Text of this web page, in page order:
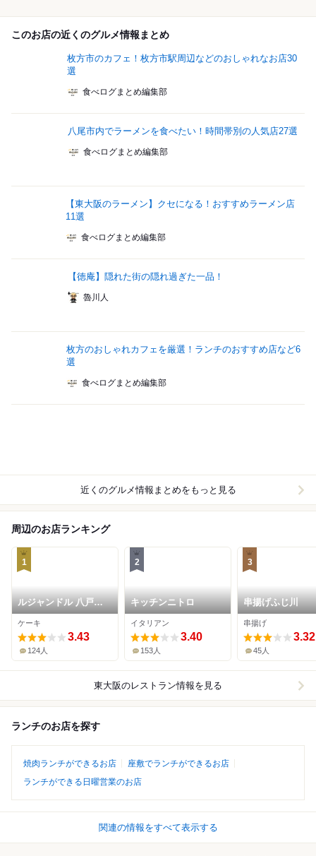
このお店の近くのグルメ情報まとめ
枚方市のカフェ！枚方市駅周辺などのおしゃれなお店30
選
食べログまとめ編集部
八尾市内でラーメンを食べたい！時間帯別の人気店27選
食べログまとめ編集部
【東大阪のラーメン】クセになる！おすすめラーメン店
11選
食べログまとめ編集部
【徳庵】隠れた街の隠れ過ぎた一品！
魯川人
枚方のおしゃれカフェを厳選！ランチのおすすめ店など6
選
食べログまとめ編集部
近くのグルメ情報まとめをもっと見る
周辺のお店ランキング
1
ルジャンドル 八戸ノ
里本店
ケーキ
3.43
124人
2
キッチンニトロ
イタリアン
3.40
153人
3
串揚げふじ川
串揚げ
3.32
45人
東大阪のレストラン情報を見る
ランチのお店を探す
焼肉ランチができるお店
座敷でランチができるお店
ランチができる日曜営業のお店
関連の情報をすべて表示する